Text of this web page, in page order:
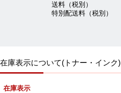
送料（税別）
特別配送料（税別）
在庫表示について(トナー・インク)
在庫表示